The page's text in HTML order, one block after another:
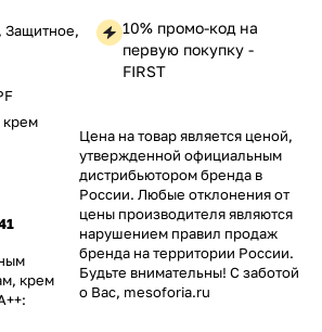
Защитное,
крем
крем
10% промо-код на
первую покупку -
FIRST
Цена на товар является ценой,
утвержденной официальным
дистрибьютором бренда в
России. Любые отклонения от
цены производителя являются
нарушением правил продаж
бренда на территории России.
Будьте внимательны! С заботой
о Вас, mesoforia.ru